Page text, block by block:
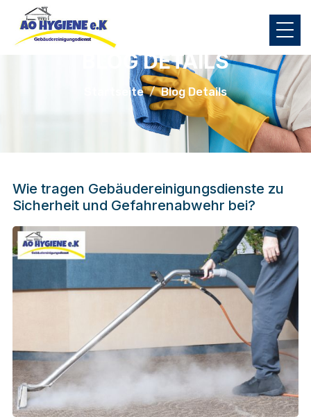
BLOG DETAILS
Startseite Blog Details
Wie tragen Gebäudereinigungsdienste zu
Sicherheit und Gefahrenabwehr bei?